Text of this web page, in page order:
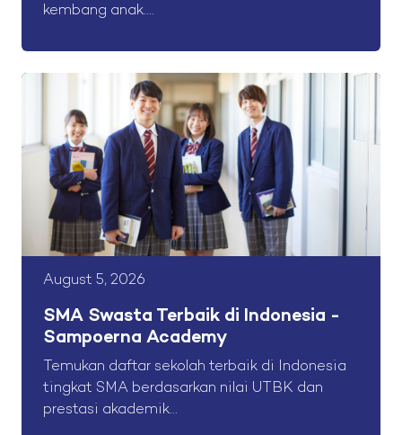
kembang anak....
August 5, 2026
SMA Swasta Terbaik di Indonesia -
Sampoerna Academy
Temukan daftar sekolah terbaik di Indonesia
tingkat SMA berdasarkan nilai UTBK dan
prestasi akademik...